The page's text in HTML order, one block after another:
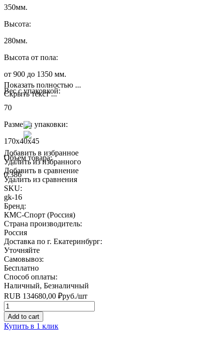
350мм.
Высота:
280мм.
Высота от пола:
от 900 до 1350 мм.
Вес с упаковкой:
70
Размеры упаковки:
170x40x45
Объем товара:
0.386
Показать полностью ...
Скрыть текст ...
Добавить в избранное
Удалить из избранного
Добавить в сравнение
Удалить из сравнения
SKU:
gk-16
Бренд:
КМС-Спорт (Россия)
Страна производитель:
Россия
Доставка по г. Екатеринбург:
Уточняйте
Самовывоз:
Бесплатно
Способ оплаты:
Наличный, Безналичный
RUB 134680,00 ₽руб./шт
Quantity
Add to cart
Купить в 1 клик